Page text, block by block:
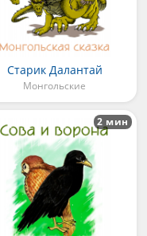
Старик Далантай
Монгольские
2 мин